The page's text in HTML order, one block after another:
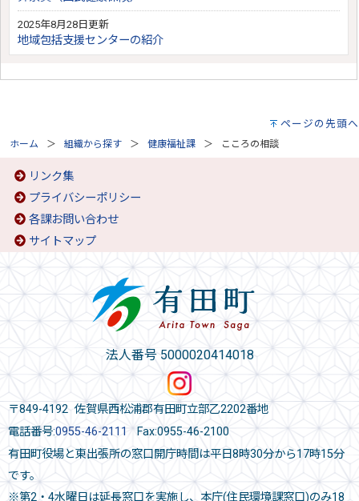
2025年8月28日更新
地域包括支援センターの紹介
ページの先頭へ
ホーム 組織から探す 健康福祉課 こころの相談
リンク集
プライバシーポリシー
各課お問い合わせ
サイトマップ
法人番号 5000020414018
〒849-4192 佐賀県西松浦郡有田町立部乙2202番地
電話番号:0955-46-2111 Fax:0955-46-2100
有田町役場と東出張所の窓口開庁時間は平日8時30分から17時15分
です。
※第2・4水曜日は延長窓口を実施し、本庁(住民環境課窓口)のみ18